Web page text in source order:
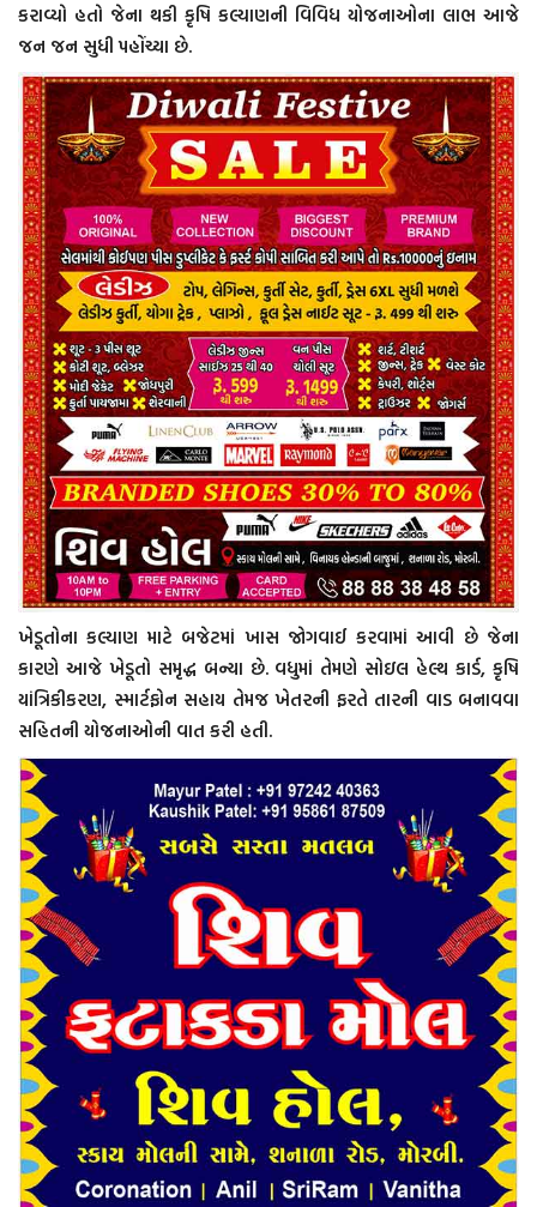
કરાવ્યો હતો જેના થકી કૃષિ કલ્યાણની વિવિધ યોજનાઓના લાભ આજે
જન જન સુધી પહોંચ્યા છે.
ખેડૂતોના કલ્યાણ માટે બજેટમાં ખાસ જોગવાઈ કરવામાં આવી છે જેના
કારણે આજે ખેડૂતો સમૃદ્ધ બન્યા છે. વધુમાં તેમણે સોઇલ હેલ્થ કાર્ડ, કૃષિ
યાંત્રિકીકરણ, સ્માર્ટફોન સહાય તેમજ ખેતરની ફરતે તારની વાડ બનાવવા
સહિતની યોજનાઓની વાત કરી હતી.